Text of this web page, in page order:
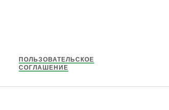
ПОЛЬЗОВАТЕЛЬСКОЕ
СОГЛАШЕНИЕ